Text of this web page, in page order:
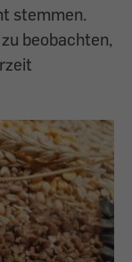
stemmen.
beobachten,